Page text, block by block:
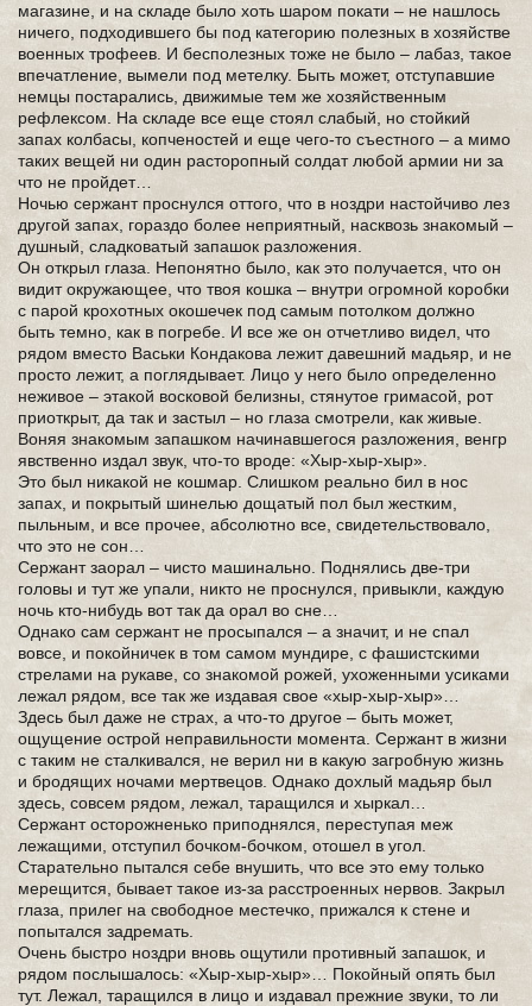
магазине, и на складе было хоть шаром покати – не нашлось
ничего, подходившего бы под категорию полезных в хозяйстве
военных трофеев. И бесполезных тоже не было – лабаз, такое
впечатление, вымели под метелку. Быть может, отступавшие
немцы постарались, движимые тем же хозяйственным
рефлексом. На складе все еще стоял слабый, но стойкий
запах колбасы, копченостей и еще чего-то съестного – а мимо
таких вещей ни один расторопный солдат любой армии ни за
что не пройдет…
Ночью сержант проснулся оттого, что в ноздри настойчиво лез
другой запах, гораздо более неприятный, насквозь знакомый –
душный, сладковатый запашок разложения.
Он открыл глаза. Непонятно было, как это получается, что он
видит окружающее, что твоя кошка – внутри огромной коробки
с парой крохотных окошечек под самым потолком должно
быть темно, как в погребе. И все же он отчетливо видел, что
рядом вместо Васьки Кондакова лежит давешний мадьяр, и не
просто лежит, а поглядывает. Лицо у него было определенно
неживое – этакой восковой белизны, стянутое гримасой, рот
приоткрыт, да так и застыл – но глаза смотрели, как живые.
Воняя знакомым запашком начинавшегося разложения, венгр
явственно издал звук, что-то вроде: «Хыр-хыр-хыр».
Это был никакой не кошмар. Слишком реально бил в нос
запах, и покрытый шинелью дощатый пол был жестким,
пыльным, и все прочее, абсолютно все, свидетельствовало,
что это не сон…
Сержант заорал – чисто машинально. Поднялись две-три
головы и тут же упали, никто не проснулся, привыкли, каждую
ночь кто-нибудь вот так да орал во сне…
Однако сам сержант не просыпался – а значит, и не спал
вовсе, и покойничек в том самом мундире, с фашистскими
стрелами на рукаве, со знакомой рожей, ухоженными усиками
лежал рядом, все так же издавая свое «хыр-хыр-хыр»…
Здесь был даже не страх, а что-то другое – быть может,
ощущение острой неправильности момента. Сержант в жизни
с таким не сталкивался, не верил ни в какую загробную жизнь
и бродящих ночами мертвецов. Однако дохлый мадьяр был
здесь, совсем рядом, лежал, таращился и хыркал…
Сержант осторожненько приподнялся, переступая меж
лежащими, отступил бочком-бочком, отошел в угол.
Старательно пытался себе внушить, что все это ему только
мерещится, бывает такое из-за расстроенных нервов. Закрыл
глаза, прилег на свободное местечко, прижался к стене и
попытался задремать.
Очень быстро ноздри вновь ощутили противный запашок, и
рядом послышалось: «Хыр-хыр-хыр»… Покойный опять был
тут. Лежал, таращился в лицо и издавал прежние звуки, то ли